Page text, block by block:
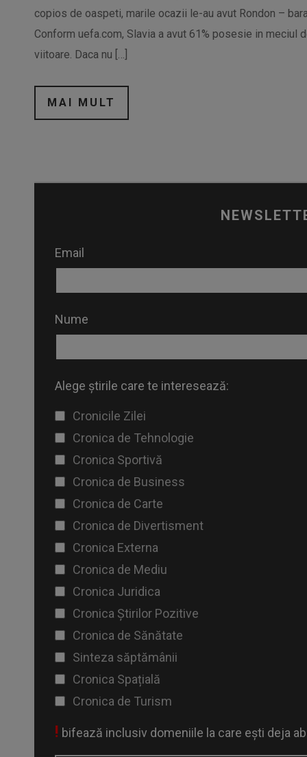
copios de oaspeti, marile ocazii le-au avut Rondon –
Conform uefa.com, Slavia a avut 61% posesie in meciul
viitoare. Daca nu […]
MAI MULT
Email
Nume
Alege știrile care te interesează:
Cronicile Zilei
Cronica de Tehnologie
Cronica Sportivă
Cronica de Business
Cronica de Carte
Cronica de Divertisment
Cronica Externa
Cronica de Mediu
Cronica Juridica
Cronica Știrilor Pozitive
Cronica de Sănătate
Sinteza săptămânii
Cronica Spațială
Cronica de Turism
! bifează inclusiv domeniile la care ești deja